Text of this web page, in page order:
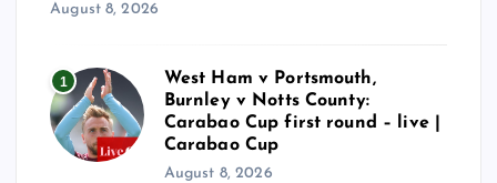
August 8, 2026
1
West Ham v Portsmouth,
Burnley v Notts County:
Carabao Cup first round – live |
Carabao Cup
August 8, 2026